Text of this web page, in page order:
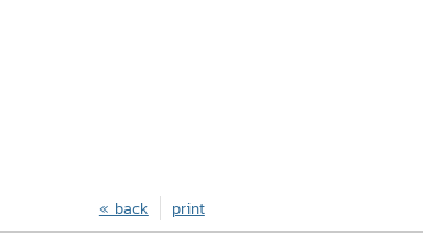
print
« back